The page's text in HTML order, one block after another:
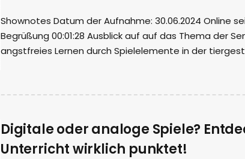
Shownotes Datum der Aufnahme: 30.06.2024 Online
Begrüßung 00:01:28 Ausblick auf auf das Thema der
angstfreies Lernen durch Spielelemente in der
Digitale oder analoge Spiele?
Unterricht wirklich punktet!